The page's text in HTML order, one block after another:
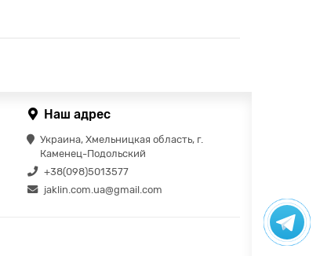
Наш адрес
Украина, Хмельницкая область, г.
Каменец-Подольский
+38(098)5013577
jaklin.com.ua@gmail.com